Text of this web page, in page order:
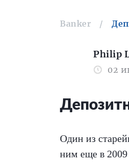
Banker
Philip
02
Один из
ним еще в 2009